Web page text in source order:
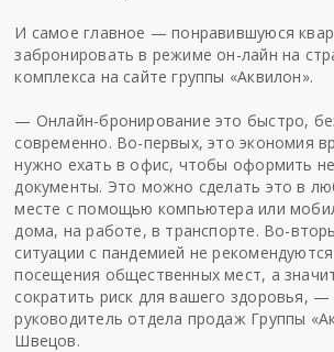
И самое главное — понравившуюся
забронировать в режиме он-лайн на
комплекса на сайте группы «Аквилон».
— Онлайн-бронирование это быстро,
современно. Во-первых, это экономия
нужно ехать в офис, чтобы оформить
документы. Это можно сделать это в
месте с помощью компьютера или
дома, на работе, в транспорте. Во-
ситуации с пандемией не
посещения общественных мест, а
сократить риск для вашего здоровья, —
руководитель отдела продаж Группы
Швецов.